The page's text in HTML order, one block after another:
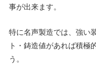
事が出来ます。
特に名声製造では、強い
ト・鋳造値があれば積極
う。